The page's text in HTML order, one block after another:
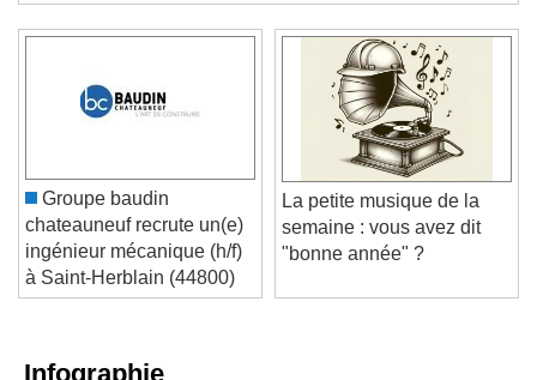
Groupe baudin
chateauneuf recrute un(e)
ingénieur mécanique (h/f)
à Saint-Herblain (44800)
La petite musique de la
semaine : vous avez dit